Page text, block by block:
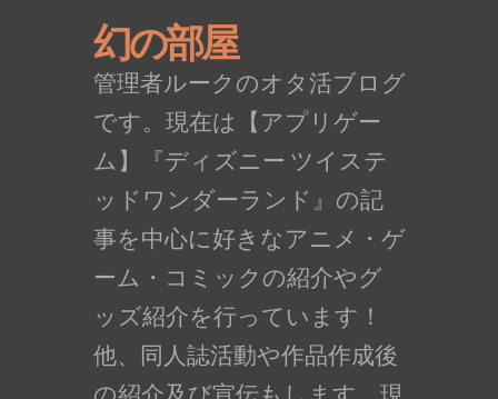
幻の部屋
管理者ルークのオタ活ブログ
です。現在は【アプリゲー
ム】『ディズニー ツイステ
ッドワンダーランド』の記
事を中心に好きなアニメ・ゲ
ーム・コミックの紹介やグ
ッズ紹介を行っています！
他、同人誌活動や作品作成後